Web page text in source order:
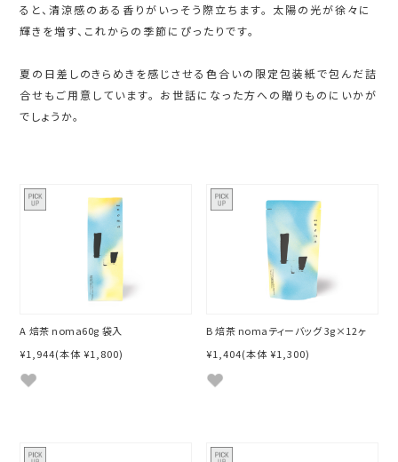
ると、清涼感のある香りがいっそう際立ちます。 太陽の光が徐々に
輝きを増す、これからの季節にぴったりです。
夏の日差しのきらめきを感じさせる色合いの限定包装紙で包んだ詰
合せもご用意しています。 お世話になった方への贈りものにいかが
でしょうか。
A 焙茶 noma60g 袋入
¥1,944(本体 ¥1,800)
B 焙茶 nomaティーバッグ 3g×12ヶ
¥1,404(本体 ¥1,300)